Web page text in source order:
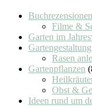
Buchrezensionen
Filme &
Garten im
Gartengestaltung
Rasen
Gartenpflanzen
Obst &
Ideen rund um